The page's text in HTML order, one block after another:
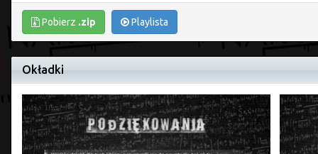
Pobierz .zip Playlista
Okładki